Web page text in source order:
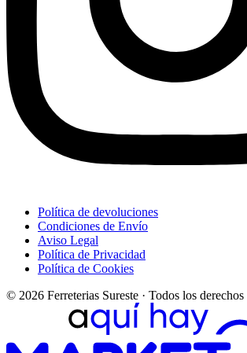
Política de devoluciones
Condiciones de Envío
Aviso Legal
Política de Privacidad
Política de Cookies
© 2026 Ferreterias Sureste · Todos los derechos